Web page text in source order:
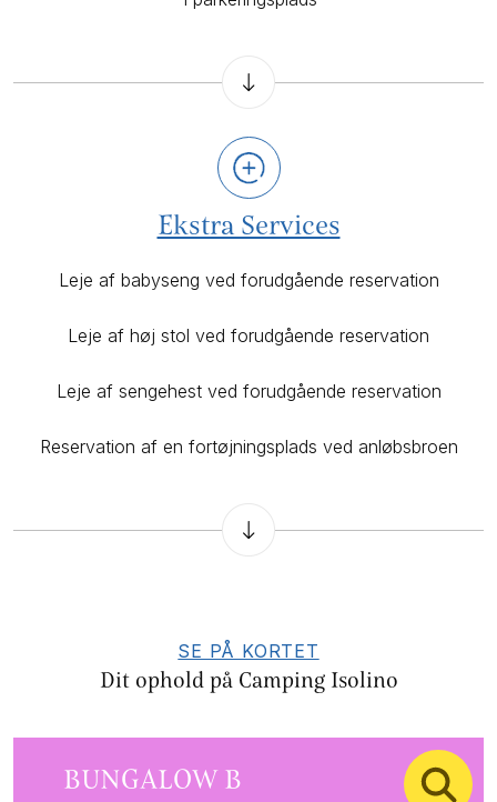
Ekstra Services
Leje af babyseng ved forudgående reservation
Leje af høj stol ved forudgående reservation
Leje af sengehest ved forudgående reservation
Reservation af en fortøjningsplads ved anløbsbroen
SE PÅ KORTET
Dit ophold på Camping Isolino
BUNGALOW B